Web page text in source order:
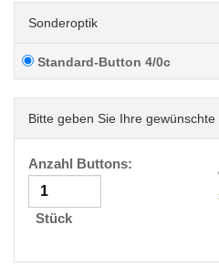
Sonderoptik
Standard-Button 4/0c
Bitte geben Sie Ihre gewünschte
Anzahl Buttons:
Stück